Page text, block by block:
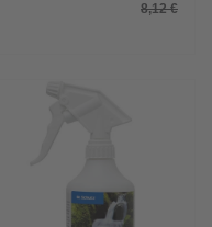
8,12 €